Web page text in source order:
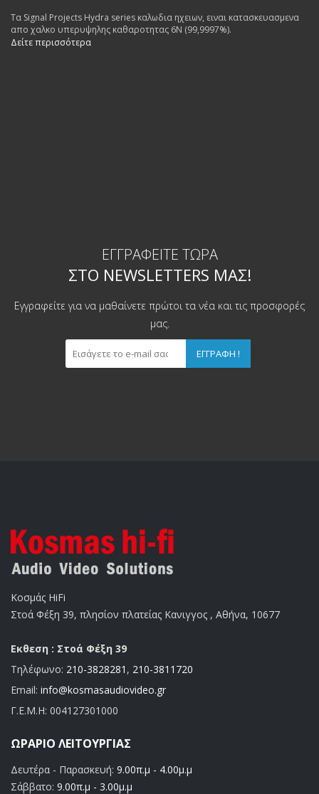
Τα Signal Projects Hydra series καλωδια ηχειων, ειναι κατασκευασμενα
απο χαλκο υπερυψηλης καθαροτητας 6N (99,9997%).
Δείτε περισσότερα
ΕΓΓΡΑΦΕΊΤΕ ΤΏΡΑ
ΣΤΟ NEWSLETTERS ΜΑΣ!
Εγγραφείτε για να μαθαίνετε πρώτοι τα νέα και τις προσφορές
μας.
ΕΓΓΡΑΦΉ !
Κοσμάς HiFi
Στοά Φέξη 39, πλησίον πλατείας Κανιγγος , Αθήνα, 10677
Εκθεση : Στοά Φέξη 39
Τηλέφωνο: 210-3828281 , 210-3811720
Email: info@kosmasaudiovideo.gr
Γ.Ε.Μ.Η: 004127301000
ΩΡΆΡΙΟ ΛΕΙΤΟΥΡΓΊΑΣ
Δευτέρα - Παρασκευή: 9.00π.μ - 4.00μ.μ
Σάββατο: 9.00π.μ - 3.00μ.μ